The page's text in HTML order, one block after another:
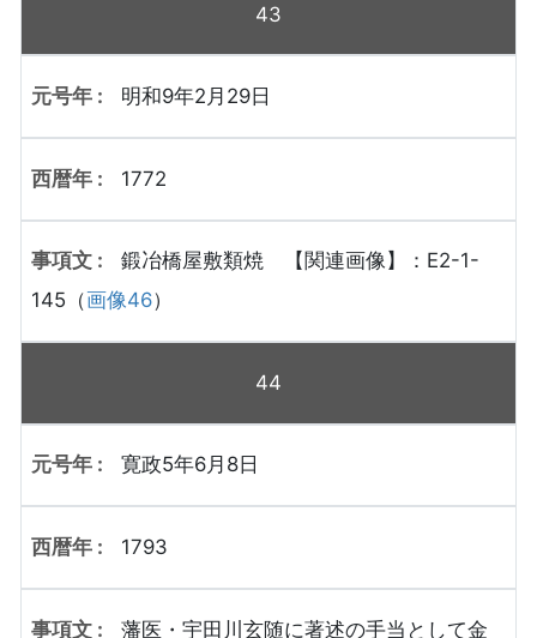
43
明和9年2月29日
1772
鍛冶橋屋敷類焼 【関連画像】：E2-1-
145（画像46）
44
寛政5年6月8日
1793
藩医・宇田川玄随に著述の手当として金